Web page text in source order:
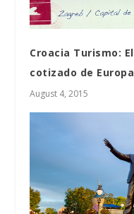
Croacia Turismo:
cotizado de Europa
August 4, 2015